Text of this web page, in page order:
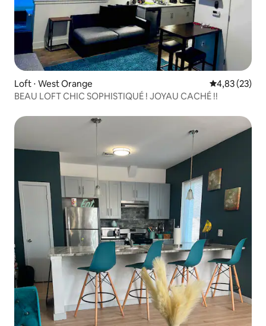
Loft ⋅ West Orange Évaluation
4,83 (23)
BEAU LOFT CHIC SOPHISTIQUÉ ! JOYAU CACHÉ !!